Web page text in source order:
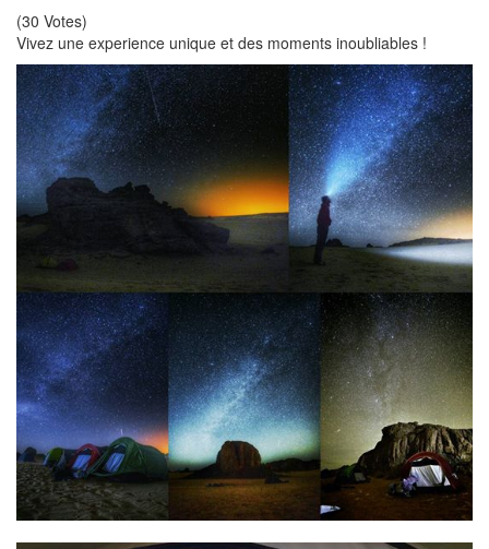
(30 Votes)
Vivez une experience unique et des moments inoubliables !